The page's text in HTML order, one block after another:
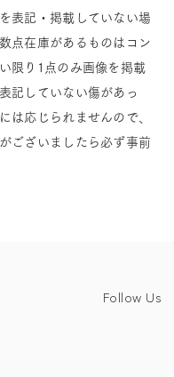
表記・掲載していない場
点在庫があるものはコン
限り1点のみ画像を掲載
記していない傷があっ
は応じられませんので、
ございましたら必ず事前
Follow Us